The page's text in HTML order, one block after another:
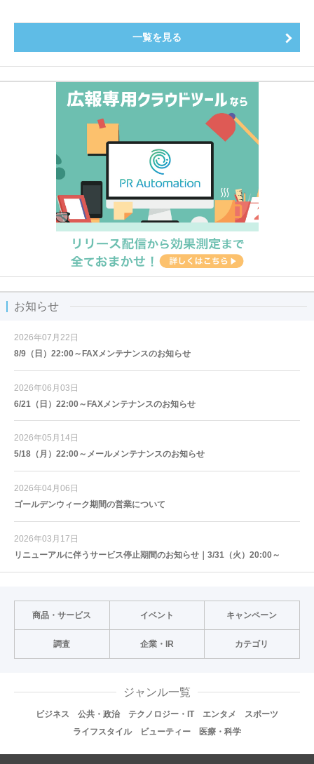
一覧を見る
お知らせ
2026年07月22日
8/9（日）22:00～FAXメンテナンスのお知らせ
2026年06月03日
6/21（日）22:00～FAXメンテナンスのお知らせ
2026年05月14日
5/18（月）22:00～メールメンテナンスのお知らせ
2026年04月06日
ゴールデンウィーク期間の営業について
2026年03月17日
リニューアルに伴うサービス停止期間のお知らせ｜3/31（火）20:00～
商品・サービス イベント キャンペーン
調査 企業・IR カテゴリ
ジャンル一覧
ビジネス 公共・政治 テクノロジー・IT エンタメ
スポーツ
ライフスタイル
ビューティー 医療・科学